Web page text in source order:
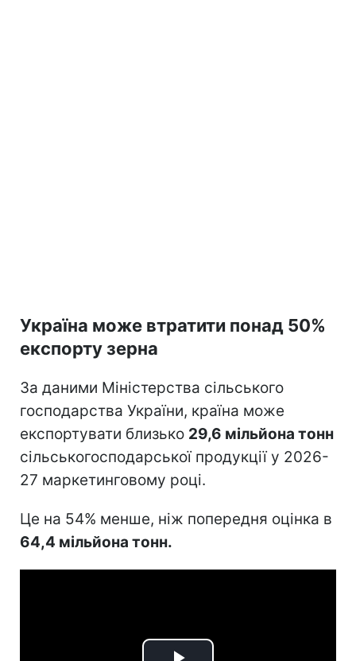
Україна може втратити понад 50%
експорту зерна
За даними Міністерства сільського
господарства України, країна може
експортувати близько 29,6 мільйона тонн
сільськогосподарської продукції у 2026-
27 маркетинговому році.
Це на 54% менше, ніж попередня оцінка в
64,4 мільйона тонн.